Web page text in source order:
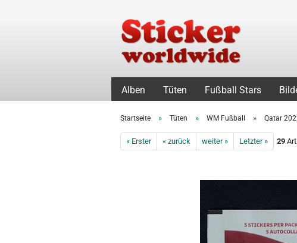
Alben Tüten Fußball Stars
Startseite » Tüten » WM Fußball » Qatar
« Erster « zurück weiter » Letzter » 29